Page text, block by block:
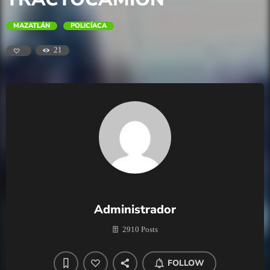
MAZATLÁN POLICÍACA
21
Administrador
2910 Posts
FOLLOW